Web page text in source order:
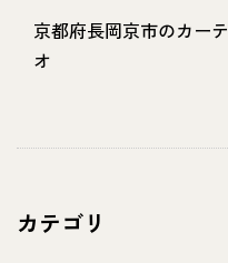
カテゴリ
京都府長岡京市のカー
オ